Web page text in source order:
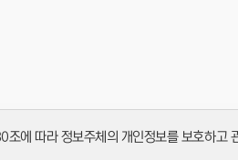
따라 정보주체의 개인정보를 보호하고